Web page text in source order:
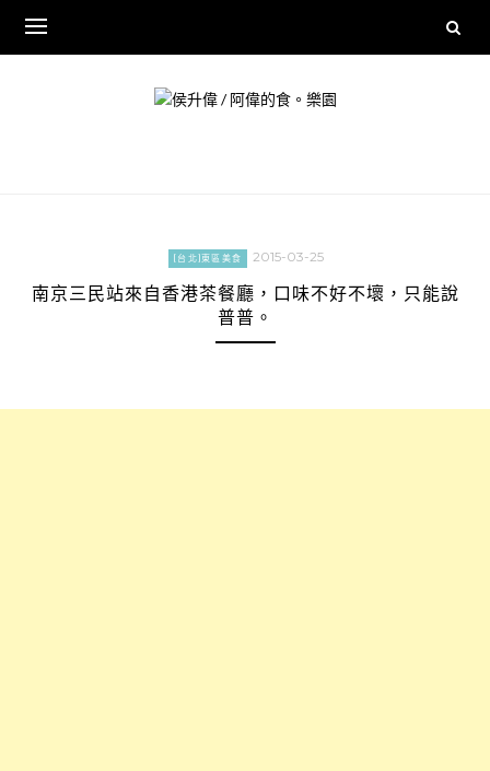
content
[台北]東區美食 2015-03-25
南京三民站來自香港茶餐廳，口味不好不壞，只能說
普普。